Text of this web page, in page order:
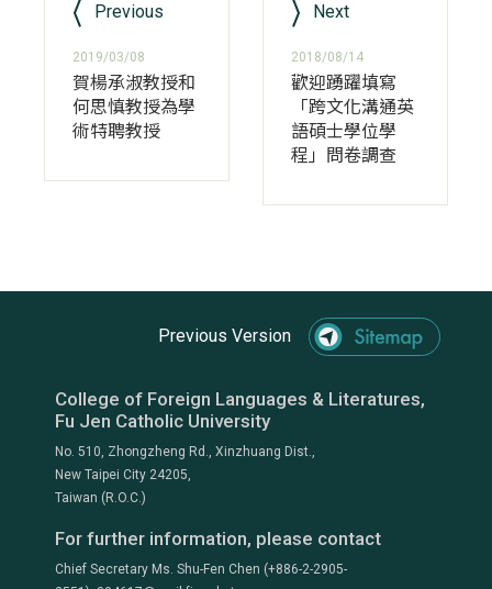
Previous
2019/03/08
賀楊承淑教授和
何思慎教授為學
術特聘教授
Next
2018/08/14
歡迎踴躍填寫
「跨文化溝通英
語碩士學位學
程」問卷調查
Previous Version
College of Foreign Languages & Literatures,
Fu Jen Catholic University
No. 510, Zhongzheng Rd., Xinzhuang Dist.,
New Taipei City 24205,
Taiwan (R.O.C.)
For further information, please contact
Chief Secretary Ms. Shu-Fen Chen (+886-2-2905-